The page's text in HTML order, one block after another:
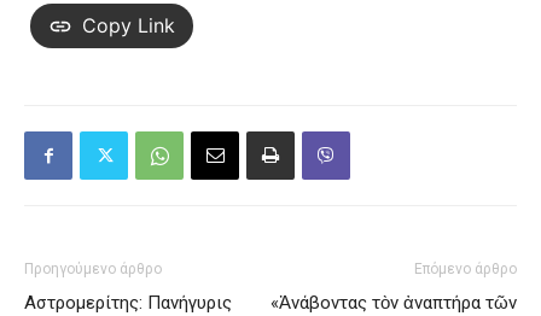
Copy Link
Προηγούμενο άρθρο
Αστρομερίτης: Πανήγυρις
Επόμενο άρθρο
«Ἀνάβοντας τὸν ἀναπτήρα τῶν